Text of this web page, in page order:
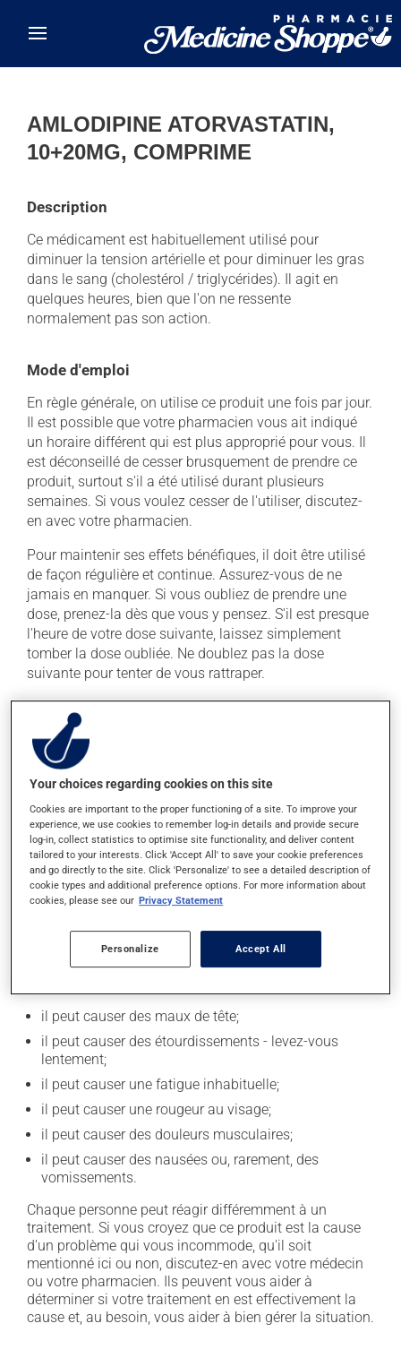
AMLODIPINE ATORVASTATIN,
10+20MG, COMPRIME
Description
Ce médicament est habituellement utilisé pour
diminuer la tension artérielle et pour diminuer les gras
dans le sang (cholestérol / triglycérides). Il agit en
quelques heures, bien que l'on ne ressente
normalement pas son action.
Mode d'emploi
En règle générale, on utilise ce produit une fois par jour.
Il est possible que votre pharmacien vous ait indiqué
un horaire différent qui est plus approprié pour vous. Il
est déconseillé de cesser brusquement de prendre ce
produit, surtout s'il a été utilisé durant plusieurs
semaines. Si vous voulez cesser de l'utiliser, discutez-
en avec votre pharmacien.
Pour maintenir ses effets bénéfiques, il doit être utilisé
de façon régulière et continue. Assurez-vous de ne
jamais en manquer. Si vous oubliez de prendre une
dose, prenez-la dès que vous y pensez. S'il est presque
l'heure de votre dose suivante, laissez simplement
tomber la dose oubliée. Ne doublez pas la dose
suivante pour tenter de vous rattraper.
Ce médicament peut être pris avec ou sans nourriture,
sans égard aux repas ou aux collations. Évitez de
prendre du pamplemousse ou du jus de
pamplemousse durant tout votre traitement. Le
pamplemousse peut sensiblement modifier l'effet de
votre médicament.
Évitez la consommation excessive d'alcool durant le
traitement.
Effets indésirables
En plus de ses effets recherchés, ce produit peut à
l'occasion entraîner certains effets indésirables (effets
il peut causer des maux de tête;
il peut causer des étourdissements - levez-vous
lentement;
il peut causer une fatigue inhabituelle;
il peut causer une rougeur au visage;
il peut causer des douleurs musculaires;
il peut causer des nausées ou, rarement, des
vomissements.
Chaque personne peut réagir différemment à un
traitement. Si vous croyez que ce produit est la cause
d'un problème qui vous incommode, qu'il soit
mentionné ici ou non, discutez-en avec votre médecin
ou votre pharmacien. Ils peuvent vous aider à
déterminer si votre traitement en est effectivement la
cause et, au besoin, vous aider à bien gérer la situation.
Your choices regarding cookies on this site
Cookies are important to the proper functioning of a site. To improve your
experience, we use cookies to remember log-in details and provide secure
log-in, collect statistics to optimise site functionality, and deliver content
tailored to your interests. Click 'Accept All' to save your cookie preferences
and go directly to the site. Click 'Personalize' to see a detailed description of
cookie types and additional preference options. For more information about
cookies, please see our Privacy Statement
Personalize Accept All